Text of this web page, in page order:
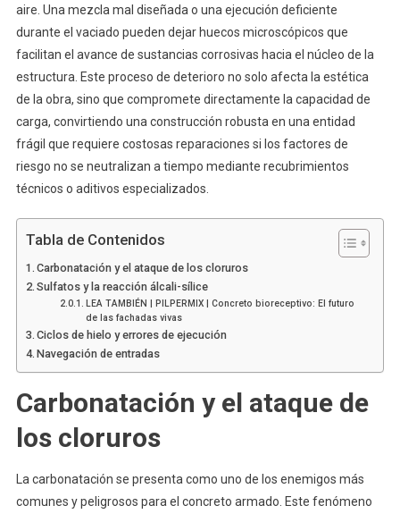
aire. Una mezcla mal diseñada o una ejecución deficiente
durante el vaciado pueden dejar huecos microscópicos que
facilitan el avance de sustancias corrosivas hacia el núcleo de la
estructura. Este proceso de deterioro no solo afecta la estética
de la obra, sino que compromete directamente la capacidad de
carga, convirtiendo una construcción robusta en una entidad
frágil que requiere costosas reparaciones si los factores de
riesgo no se neutralizan a tiempo mediante recubrimientos
técnicos o aditivos especializados.
Tabla de Contenidos
Carbonatación y el ataque de los cloruros
Sulfatos y la reacción álcali-sílice
LEA TAMBIÉN | PILPERMIX | Concreto bioreceptivo: El futuro
de las fachadas vivas
Ciclos de hielo y errores de ejecución
Navegación de entradas
Carbonatación y el ataque de
los cloruros
La carbonatación se presenta como uno de los enemigos más
comunes y peligrosos para el concreto armado. Este fenómeno